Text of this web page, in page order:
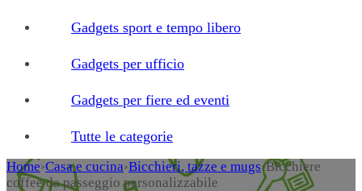
Gadgets sport e tempo libero
Gadgets per ufficio
Gadgets per fiere ed eventi
Tutte le categorie
Home›Casa e cucina›Bicchieri, tazze e mugs›Bicchiere
coffee da passeggio personalizzabile